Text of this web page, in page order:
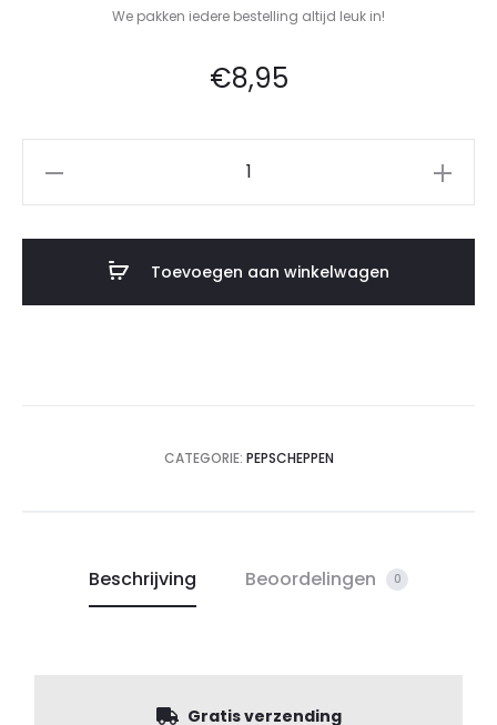
We pakken iedere bestelling altijd leuk in!
€8,95
Toevoegen aan winkelwagen
CATEGORIE: PEPSCHEPPEN
Beschrijving Beoordelingen 0
Gratis verzending